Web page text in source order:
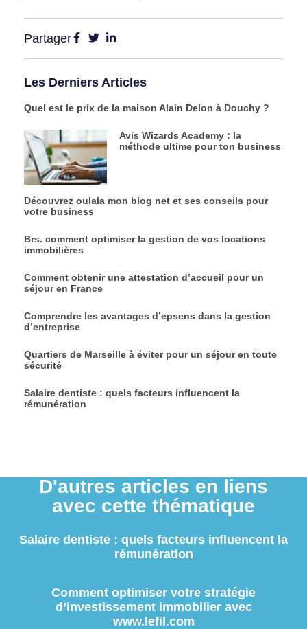
Partager
Les Derniers Articles
Quel est le prix de la maison Alain Delon à Douchy ?
Avis Wizards Academy : la
méthode ultime pour ton business
Découvrez oulala mon blog net et ses conseils pour
votre business
Brs. comment optimiser la gestion de vos locations
immobilières
Comment obtenir une attestation d’accueil pour un
séjour en France
Comprendre les avantages d’epsens dans la gestion
d’entreprise
Quartiers de Marseille à éviter pour un séjour en toute
sécurité
Salaire dentiste : quels facteurs influencent la
rémunération
D'autres articles en liens
avec cette thématique
Salaire dentiste : quels facteurs influencent la
rémunération
Comment optimiser votre stratégie
d’investissement immobilier avec
www.lefil.com